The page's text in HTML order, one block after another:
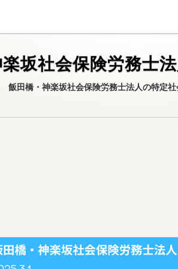
坂社会保険労務士
飯田橋・神楽坂社会保険労務士法人の特定